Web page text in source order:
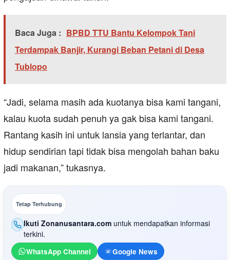
Baca Juga : BPBD TTU Bantu Kelompok Tani
Terdampak Banjir, Kurangi Beban Petani di Desa
Tublopo
“Jadi, selama masih ada kuotanya bisa kami tangani,
kalau kuota sudah penuh ya gak bisa kami tangani.
Rantang kasih ini untuk lansia yang terlantar, dan
hidup sendirian tapi tidak bisa mengolah bahan baku
jadi makanan,” tukasnya.
Tetap Terhubung
Ikuti Zonanusantara.com untuk mendapatkan informasi
terkini.
WhatsApp Channel Google News